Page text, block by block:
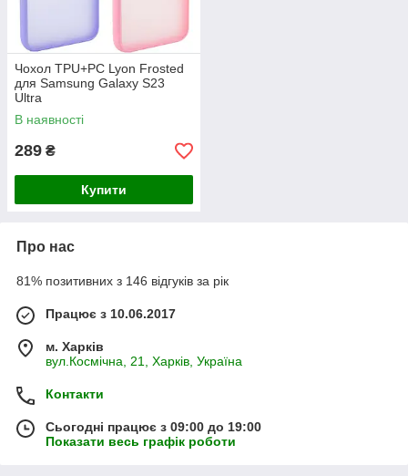
Чохол TPU+PC Lyon Frosted
для Samsung Galaxy S23
Ultra
В наявності
289 ₴
Купити
Про нас
81% позитивних з 146 відгуків за рік
Працює з 10.06.2017
м. Харків
вул.Космічна, 21, Харків, Україна
Контакти
Сьогодні працює з 09:00 до 19:00
Показати весь графік роботи